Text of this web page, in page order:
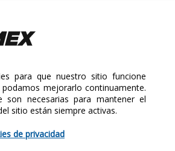
All rights reserved. Today is Sábado,
para que nuestro sitio funcione
mejorarlo continuamente.
son necesarias para mantener el
sitio están siempre activas.
de privacidad